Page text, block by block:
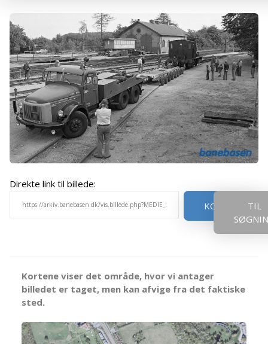
Direkte link til billede:
KOPIER
TIL
Kortene viser det område, hvor vi antager
billedet er taget, men kan afvige fra det faktiske
sted.